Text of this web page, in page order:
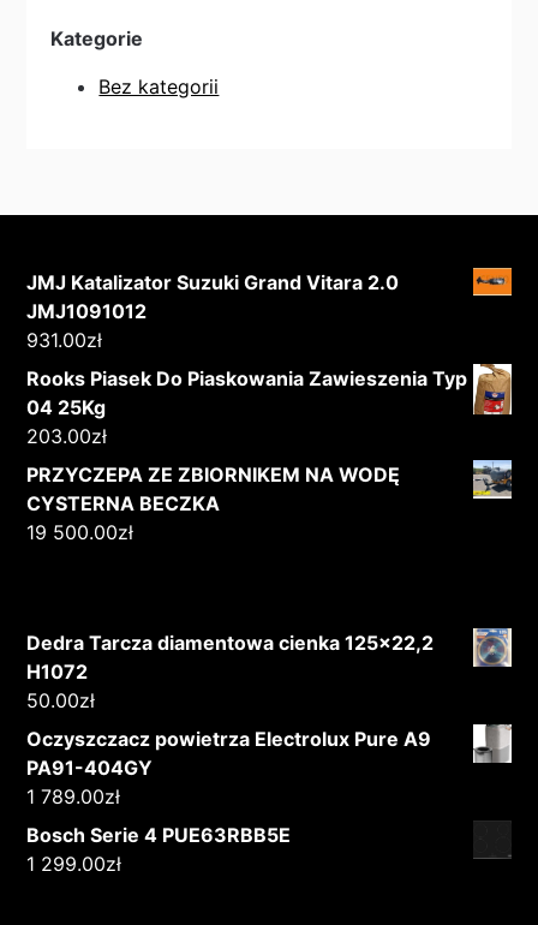
Kategorie
Bez kategorii
JMJ Katalizator Suzuki Grand Vitara 2.0
JMJ1091012
931.00zł
Rooks Piasek Do Piaskowania Zawieszenia Typ
04 25Kg
203.00zł
PRZYCZEPA ZE ZBIORNIKEM NA WODĘ
CYSTERNA BECZKA
19 500.00zł
Dedra Tarcza diamentowa cienka 125x22,2
H1072
50.00zł
Oczyszczacz powietrza Electrolux Pure A9
PA91-404GY
1 789.00zł
Bosch Serie 4 PUE63RBB5E
1 299.00zł